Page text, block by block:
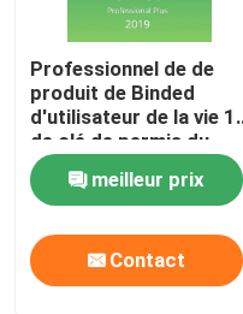
Professionnel de de
produit de Binded
d'utilisateur de la vie 1
de clé de permis du
bureau 2019 de paquet
de Digitalmeilleur prix
Contact